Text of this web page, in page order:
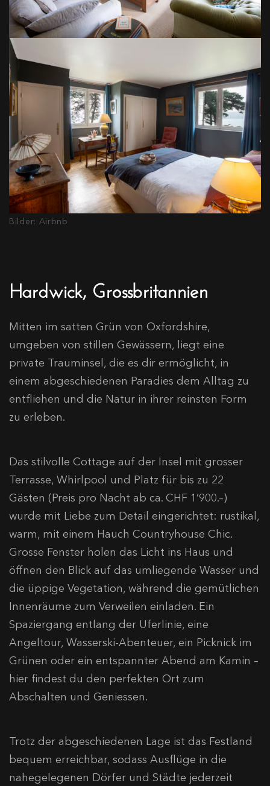
Bilder: Airbnb
Hardwick, Grossbritannien
Mitten im satten Grün von Oxfordshire,
umgeben von stillen Gewässern, liegt eine
private Trauminsel, die es dir ermöglicht, in
einem abgeschiedenen Paradies dem Alltag zu
entfliehen und die Natur in ihrer reinsten Form
zu erleben.​
Das stilvolle Cottage auf der Insel mit grosser
Terrasse, Whirlpool und Platz für bis zu 22
Gästen (Preis pro Nacht ab ca. CHF 1’900.–)
wurde mit Liebe zum Detail eingerichtet: rustikal,
warm, mit einem Hauch Countryhouse Chic.
Grosse Fenster holen das Licht ins Haus und
öffnen den Blick auf das umliegende Wasser und
die üppige Vegetation, während die gemütlichen
Innenräume zum Verweilen einladen. Ein
Spaziergang entlang der Uferlinie, eine
Angeltour, Wasserski-Abenteuer, ein Picknick im
Grünen oder ein entspannter Abend am Kamin –
hier findest du den perfekten Ort zum
Abschalten und Geniessen.​
Trotz der abgeschiedenen Lage ist das Festland
bequem erreichbar, sodass Ausflüge in die
nahegelegenen Dörfer und Städte jederzeit